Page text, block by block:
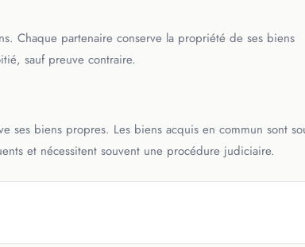
Chaque partenaire conserve la propriété de ses biens
sauf preuve contraire.
ses biens propres. Les biens acquis en commun sont
et nécessitent souvent une procédure judiciaire.